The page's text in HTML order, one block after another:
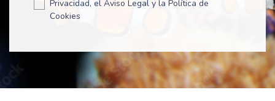
Privacidad, el Aviso Legal y la Política de
Cookies